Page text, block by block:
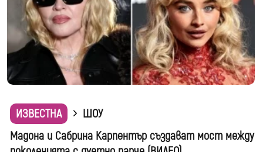
ИЗВЕСТНА
ШОУ
Мадона и Сабрина Карпентър създават мост между